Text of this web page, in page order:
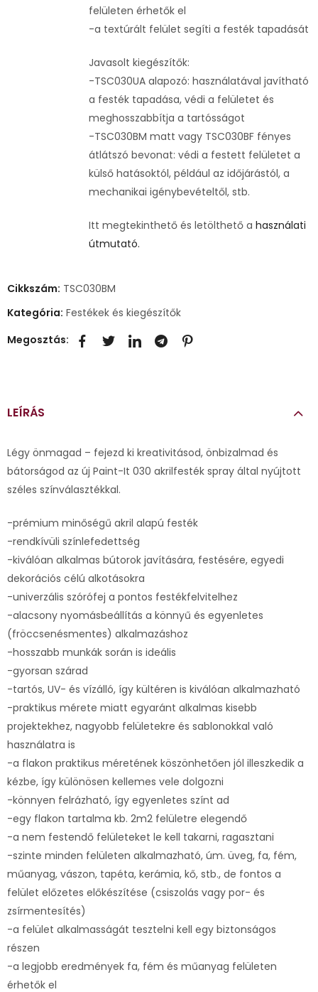
felületen érhetők el
-a textúrált felület segíti a festék tapadását
Javasolt kiegészítők:
-TSC030UA alapozó: használatával javítható
a festék tapadása, védi a felületet és
meghosszabbítja a tartósságot
-TSC030BM matt vagy TSC030BF fényes
átlátszó bevonat: védi a festett felületet a
külső hatásoktól, például az időjárástól, a
mechanikai igénybevételtől, stb.
Itt megtekinthető és letölthető a használati
útmutató.
Cikkszám: TSC030BM
Kategória: Festékek és kiegészítők
Megosztás:
LEÍRÁS
Légy önmagad – fejezd ki kreativitásod, önbizalmad és
bátorságod az új Paint-It 030 akrilfesték spray által nyújtott
széles színválasztékkal.
-prémium minőségű akril alapú festék
-rendkívüli színlefedettség
-kiválóan alkalmas bútorok javítására, festésére, egyedi
dekorációs célú alkotásokra
-univerzális szórófej a pontos festékfelvitelhez
-alacsony nyomásbeállítás a könnyű és egyenletes
(fröccsenésmentes) alkalmazáshoz
-hosszabb munkák során is ideális
-gyorsan szárad
-tartós, UV- és vízálló, így kültéren is kiválóan alkalmazható
-praktikus mérete miatt egyaránt alkalmas kisebb
projektekhez, nagyobb felületekre és sablonokkal való
használatra is
-a flakon praktikus méretének köszönhetően jól illeszkedik a
kézbe, így különösen kellemes vele dolgozni
-könnyen felrázható, így egyenletes színt ad
-egy flakon tartalma kb. 2m2 felületre elegendő
-a nem festendő felületeket le kell takarni, ragasztani
-szinte minden felületen alkalmazható, úm. üveg, fa, fém,
műanyag, vászon, tapéta, kerámia, kő, stb., de fontos a
felület előzetes előkészítése (csiszolás vagy por- és
zsírmentesítés)
-a felület alkalmasságát tesztelni kell egy biztonságos
részen
-a legjobb eredmények fa, fém és műanyag felületen
érhetők el